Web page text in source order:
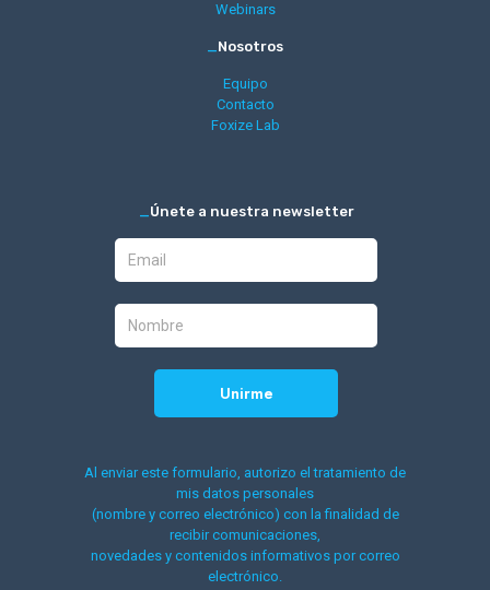
Webinars
_Nosotros
Equipo
Contacto
Foxize Lab
_Únete a nuestra newsletter
Al enviar este formulario, autorizo el tratamiento de
mis datos personales
(nombre y correo electrónico) con la finalidad de
recibir comunicaciones,
novedades y contenidos informativos por correo
electrónico.